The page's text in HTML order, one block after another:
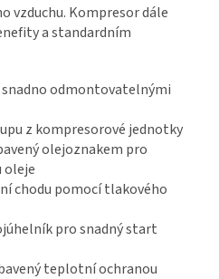
vzduchu. Kompresor dále
a standardním
odmontovatelnými
z kompresorové jednotky
olejoznakem pro
oleje
chodu pomocí tlakového
pro snadný start
teplotní ochranou